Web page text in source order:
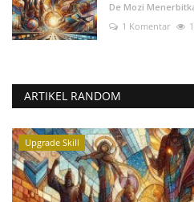
De Mozi
1 Komentar
ARTIKEL RANDOM
Upgrade Skill